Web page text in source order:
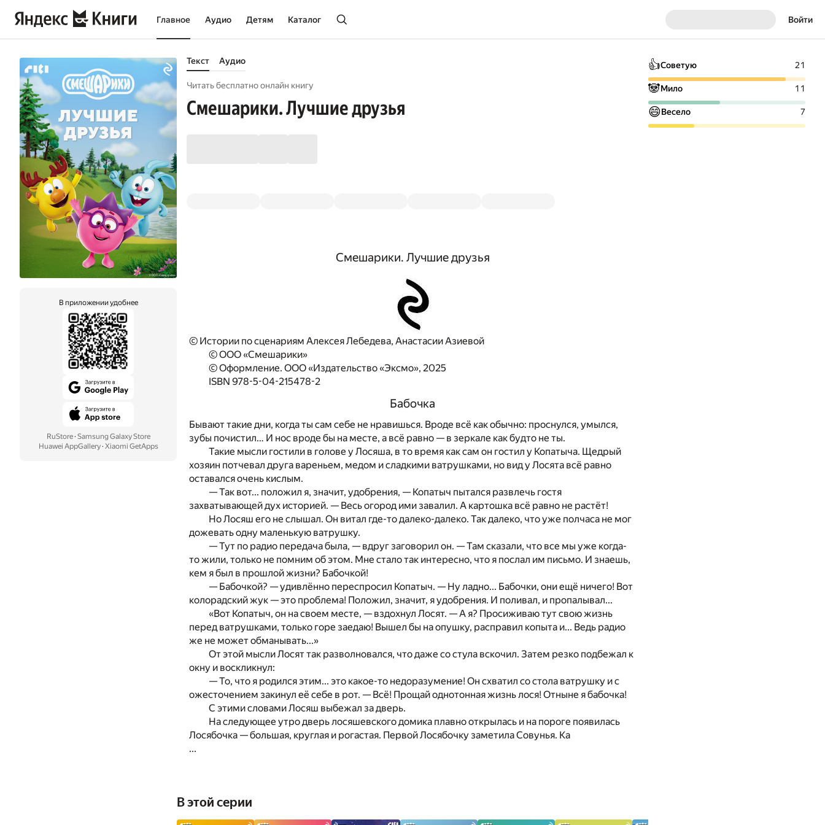
Главное Аудио Детям Каталог Войти
В приложении удобнее
RuStore· Samsung Galaxy Store
Huawei AppGallery· Xiaomi GetApps
Текст Аудио
Читать бесплатно онлайн книгу
Смешарики. Лучшие друзья
Смешарики. Лучшие друзья
© Истории по сценариям Алексея Лебедева, Анастасии Азиевой
© ООО «Смешарики»
© Оформление. ООО «Издательство «Эксмо», 2025
ISBN 978-5-04-215478-2
Бабочка
Бывают такие дни, когда ты сам себе не нравишься. Вроде всё как обычно: проснулся, умылся,
зубы почистил… И нос вроде бы на месте, а всё равно — в зеркале как будто не ты.
Такие мысли гостили в голове у Лосяша, в то время как сам он гостил у Копатыча. Щедрый
хозяин потчевал друга вареньем, медом и сладкими ватрушками, но вид у Лосята всё равно
оставался очень кислым.
— Так вот... положил я, значит, удобрения, — Копатыч пытался развлечь гостя
захватывающей дух историей. — Весь огород ими завалил. А картошка всё равно не растёт!
Но Лосяш его не слышал. Он витал где-то далеко-далеко. Так далеко, что уже полчаса не мог
дожевать одну маленькую ватрушку.
— Тут по радио передача была, — вдруг заговорил он. — Там сказали, что все мы уже когда-
то жили, только не помним об этом. Мне стало так интересно, что я послал им письмо. И знаешь,
кем я был в прошлой жизни? Бабочкой!
— Бабочкой? — удивлённо переспросил Копатыч. — Ну ладно... Бабочки, они ещё ничего! Вот
колорадский жук — это проблема! Положил, значит, я удобрения. И поливал, и пропалывал...
«Вот Копатыч, он на своем месте, — вздохнул Лосят. — А я? Просиживаю тут свою жизнь
перед ватрушками, только горе заедаю! Вышел бы на опушку, расправил копыта и... Ведь радио
же не может обманывать...»
От этой мысли Лосят так разволновался, что даже со стула вскочил. Затем резко подбежал к
окну и воскликнул:
— То, что я родился этим... это какое-то недоразумение! Он схватил со стола ватрушку и с
ожесточением закинул её себе в рот. — Всё! Прощай однотонная жизнь лося! Отныне я бабочка!
С этими словами Лосяш выбежал за дверь.
На следующее утро дверь лосяшевского домика плавно открылась и на пороге появилась
Лосябочка — большая, круглая и рогастая. Первой Лосябочку заметила Совунья. Ка
...
В этой серии
👍Советую 21
🐼Мило 11
😄Весело 7